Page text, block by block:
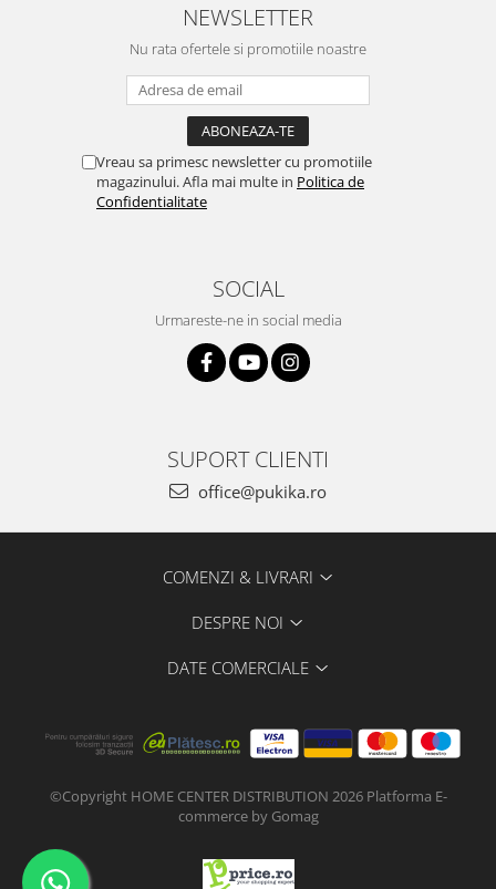
NEWSLETTER
Nu rata ofertele si promotiile noastre
Vreau sa primesc newsletter cu promotiile
magazinului. Afla mai multe in Politica de
Confidentialitate
SOCIAL
Urmareste-ne in social media
SUPORT CLIENTI
office@pukika.ro
COMENZI & LIVRARI
DESPRE NOI
DATE COMERCIALE
©Copyright HOME CENTER DISTRIBUTION 2026 Platforma E-
commerce by Gomag